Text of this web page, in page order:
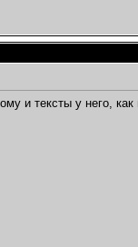
и тексты у него, как